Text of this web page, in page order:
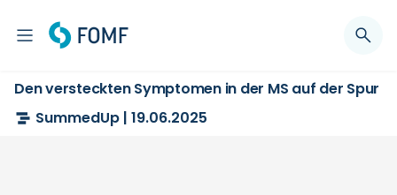
Den versteckten Symptomen in der MS auf der Spur
SummedUp | 19.06.2025